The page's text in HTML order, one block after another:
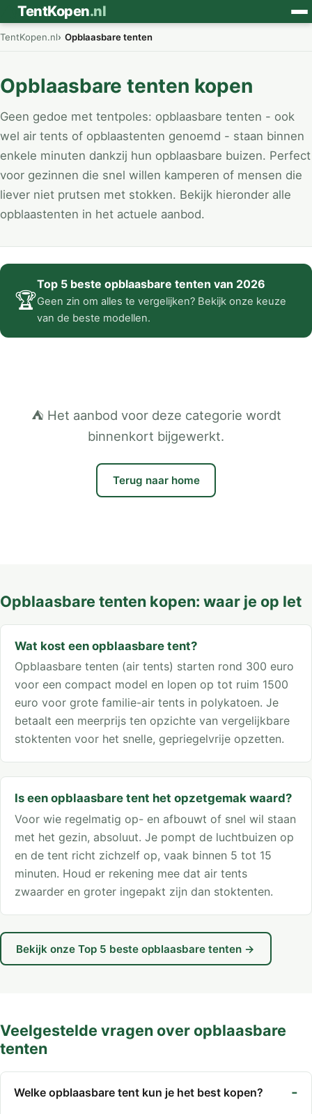
TentKopen.nl
TentKopen.nl Opblaasbare tenten
Opblaasbare tenten kopen
Geen gedoe met tentpoles: opblaasbare tenten - ook
wel air tents of opblaastenten genoemd - staan binnen
enkele minuten dankzij hun opblaasbare buizen. Perfect
voor gezinnen die snel willen kamperen of mensen die
liever niet prutsen met stokken. Bekijk hieronder alle
opblaastenten in het actuele aanbod.
🏆
Top 5 beste opblaasbare tenten van 2026
Geen zin om alles te vergelijken? Bekijk onze keuze
van de beste modellen.
⛺ Het aanbod voor deze categorie wordt
binnenkort bijgewerkt.
Terug naar home
Opblaasbare tenten kopen: waar je op let
Wat kost een opblaasbare tent?
Opblaasbare tenten (air tents) starten rond 300 euro
voor een compact model en lopen op tot ruim 1500
euro voor grote familie-air tents in polykatoen. Je
betaalt een meerprijs ten opzichte van vergelijkbare
stoktenten voor het snelle, gepriegelvrije opzetten.
Is een opblaasbare tent het opzetgemak waard?
Voor wie regelmatig op- en afbouwt of snel wil staan
met het gezin, absoluut. Je pompt de luchtbuizen op
en de tent richt zichzelf op, vaak binnen 5 tot 15
minuten. Houd er rekening mee dat air tents
zwaarder en groter ingepakt zijn dan stoktenten.
Bekijk onze Top 5 beste opblaasbare tenten →
Veelgestelde vragen over opblaasbare
tenten
Welke opblaasbare tent kun je het best kopen?